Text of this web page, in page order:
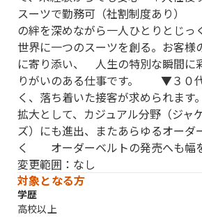
スーツで勤務可（社割制度あり）
の絆を深めながら一人ひとりとじ
世界に一つのスーツを創る。お客様
に寄り添い、 人生の特別な瞬間に
りがいのある仕事です。 ▼３０
く、落ち着いた接客が求められま
拡大として、カジュアル分野（ジ
ズ）にも進出、またあらゆるオーダ
く オーダーベルトの発売へも幅
変更範囲：なし
対象となる方
学歴
高校以上